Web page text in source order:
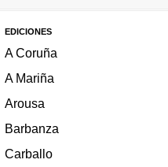
EDICIONES
A Coruña
A Mariña
Arousa
Barbanza
Carballo